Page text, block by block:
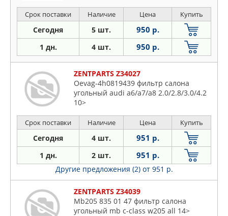
Срок поставки Наличие Цена Купить
Сегодня 5 шт. 950 р.
1 дн. 4 шт. 950 р.
ZENTPARTS Z34027
Oevag-4h0819439 фильтр салона
угольный audi a6/a7/a8 2.0/2.8/3.0/4.2
10>
Срок поставки Наличие Цена Купить
Сегодня 4 шт. 951 р.
1 дн. 2 шт. 951 р.
Другие предложения (2) от 951 р.
ZENTPARTS Z34039
Mb205 835 01 47 фильтр салона
угольный mb c-class w205 all 14>